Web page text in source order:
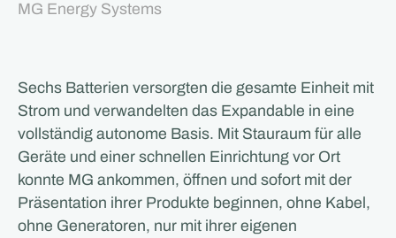
MG Energy Systems
Sechs Batterien versorgten die gesamte Einheit mit
Strom und verwandelten das Expandable in eine
vollständig autonome Basis. Mit Stauraum für alle
Geräte und einer schnellen Einrichtung vor Ort
konnte MG ankommen, öffnen und sofort mit der
Präsentation ihrer Produkte beginnen, ohne Kabel,
ohne Generatoren, nur mit ihrer eigenen